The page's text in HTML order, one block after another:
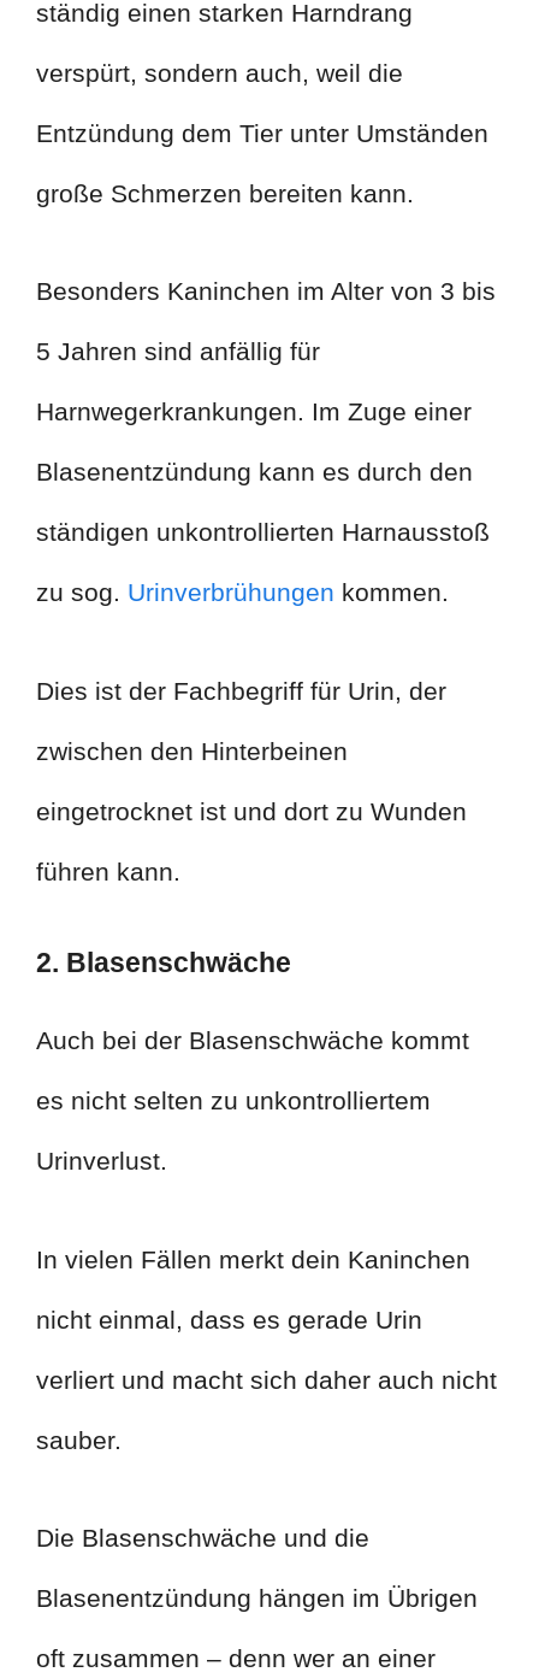
ständig einen starken Harndrang
verspürt, sondern auch, weil die
Entzündung dem Tier unter Umständen
große Schmerzen bereiten kann.
Besonders Kaninchen im Alter von 3 bis
5 Jahren sind anfällig für
Harnwegerkrankungen. Im Zuge einer
Blasenentzündung kann es durch den
ständigen unkontrollierten Harnausstoß
zu sog. Urinverbrühungen kommen.
Dies ist der Fachbegriff für Urin, der
zwischen den Hinterbeinen
eingetrocknet ist und dort zu Wunden
führen kann.
2. Blasenschwäche
Auch bei der Blasenschwäche kommt
es nicht selten zu unkontrolliertem
Urinverlust.
In vielen Fällen merkt dein Kaninchen
nicht einmal, dass es gerade Urin
verliert und macht sich daher auch nicht
sauber.
Die Blasenschwäche und die
Blasenentzündung hängen im Übrigen
oft zusammen – denn wer an einer